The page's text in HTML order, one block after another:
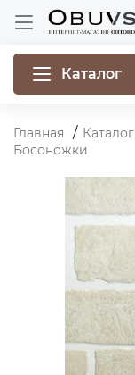
Каталог
Главная Каталог
Босоножки